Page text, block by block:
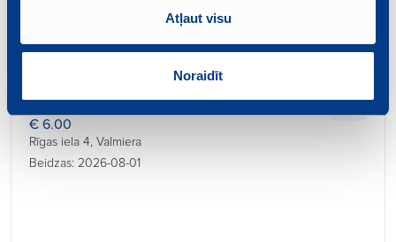
Atļaut visu
Noraidīt
Konditors – maiznieks
€ 6.00
Rīgas iela 4, Valmiera
Beidzas: 2026-08-01